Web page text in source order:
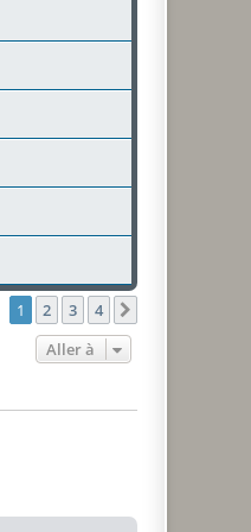
1 2 3 4
Aller à